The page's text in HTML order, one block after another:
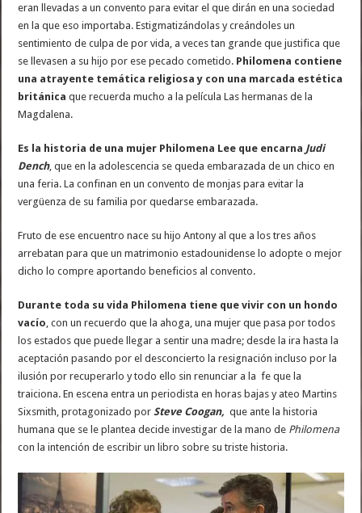
eran llevadas a un convento para evitar el que dirán en una sociedad
en la que eso importaba. Estigmatizándolas y creándoles un
sentimiento de culpa de por vida, a veces tan grande que justifica que
se llevasen a su hijo por ese pecado cometido. Philomena contiene
una atrayente temática religiosa y con una marcada estética
británica que recuerda mucho a la película Las hermanas de la
Magdalena.
Es la historia de una mujer Philomena Lee que encarna Judi
Dench, que en la adolescencia se queda embarazada de un chico en
una feria. La confinan en un convento de monjas para evitar la
vergüenza de su familia por quedarse embarazada.
Fruto de ese encuentro nace su hijo Antony al que a los tres años
arrebatan para que un matrimonio estadounidense lo adopte o mejor
dicho lo compre aportando beneficios al convento.
Durante toda su vida Philomena tiene que vivir con un hondo
vacío, con un recuerdo que la ahoga, una mujer que pasa por todos
los estados que puede llegar a sentir una madre; desde la ira hasta la
aceptación pasando por el desconcierto la resignación incluso por la
ilusión por recuperarlo y todo ello sin renunciar a la fe que la
traiciona. En escena entra un periodista en horas bajas y ateo Martins
Sixsmith, protagonizado porSteve Coogan, que ante la historia
humana que se le plantea decide investigar de la mano de Philomena
con la intención de escribir un libro sobre su triste historia.